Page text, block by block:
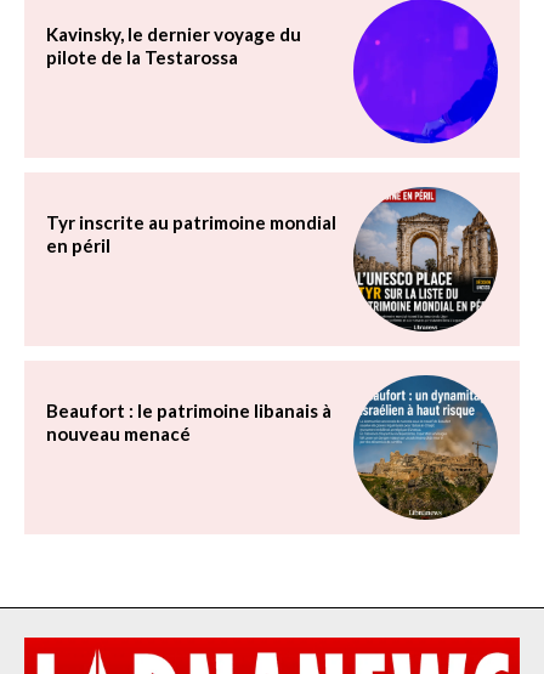
Kavinsky, le dernier voyage du
pilote de la Testarossa
Tyr inscrite au patrimoine mondial
en péril
Beaufort : le patrimoine libanais à
nouveau menacé